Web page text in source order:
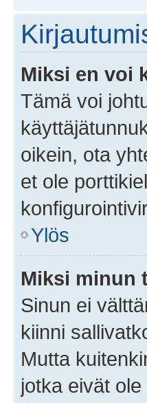
Miksi en voi
Tämä voi
oikein, ota
et ole
Ylös
Miksi minun
Sinun ei
kiinni
Mutta
jotka eivät